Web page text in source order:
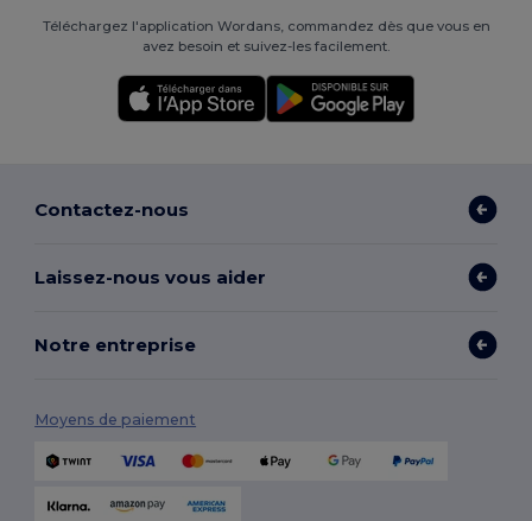
Téléchargez l'application Wordans, commandez dès que vous en
avez besoin et suivez-les facilement.
Contactez-nous
Laissez-nous vous aider
Notre entreprise
Moyens de paiement